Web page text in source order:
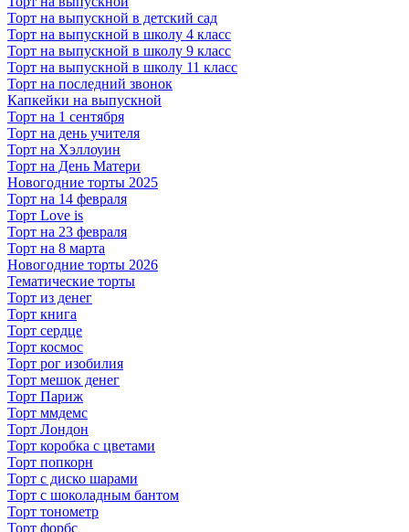
Торт на выпускной в детский сад
Торт на выпускной в школу 4 класс
Торт на выпускной в школу 9 класс
Торт на выпускной в школу 11 класс
Торт на последний звонок
Капкейки на выпускной
Торт на 1 сентября
Торт на день учителя
Торт на Хэллоуин
Торт на День Матери
Новогодние торты 2025
Торт на 14 февраля
Торт Love is
Торт на 23 февраля
Торт на 8 марта
Новогодние торты 2026
Тематические торты
Торт из денег
Торт книга
Торт сердце
Торт космос
Торт рог изобилия
Торт мешок денег
Торт Париж
Торт ммдемс
Торт Лондон
Торт коробка с цветами
Торт попкорн
Торт с диско шарами
Торт с шоколадным бантом
Торт тонометр
Торт форбс